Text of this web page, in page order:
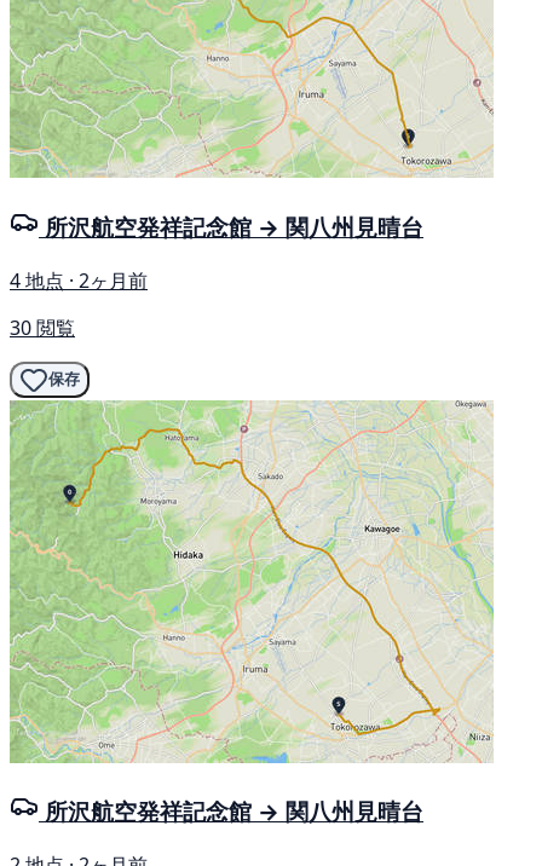
所沢航空発祥記念館 → 関八州見晴台
4 地点 · 2ヶ月前
30 閲覧
保存
所沢航空発祥記念館 → 関八州見晴台